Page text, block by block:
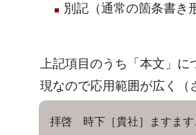
別記（通常の箇条書き
上記項目のうち「本文」
現なので応用範囲が広く（
拝啓 時下［貴社］ますます